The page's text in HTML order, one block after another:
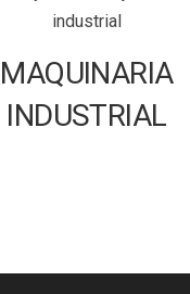
MAQUINARIA
INDUSTRIAL